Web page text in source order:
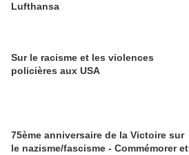
Lufthansa
Sur le racisme et les violences
policières aux USA
75ème anniversaire de la Victoire sur
le nazisme/fascisme - Commémorer et